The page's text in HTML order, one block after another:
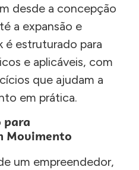
desde a concepção
a expansão e
é estruturado para
e aplicáveis, com
que ajudam a
em prática.
para
Movimento
um empreendedor,